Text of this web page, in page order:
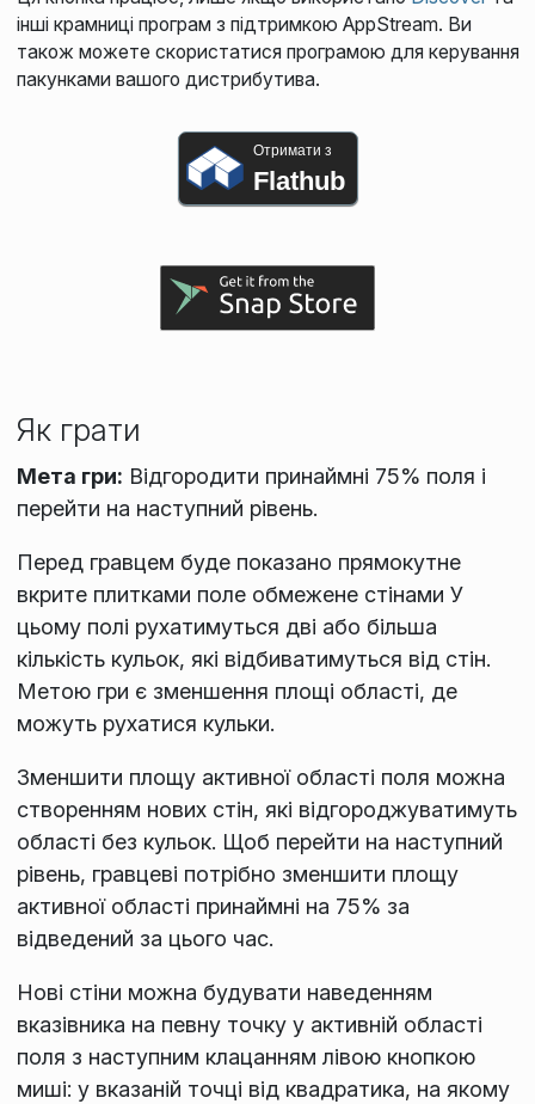
інші крамниці програм з підтримкою AppStream. Ви
також можете скористатися програмою для керування
пакунками вашого дистрибутива.
Отримати з
Flathub
Як грати
Мета гри: Відгородити принаймні 75% поля і
перейти на наступний рівень.
Перед гравцем буде показано прямокутне
вкрите плитками поле обмежене стінами У
цьому полі рухатимуться дві або більша
кількість кульок, які відбиватимуться від стін.
Метою гри є зменшення площі області, де
можуть рухатися кульки.
Зменшити площу активної області поля можна
створенням нових стін, які відгороджуватимуть
області без кульок. Щоб перейти на наступний
рівень, гравцеві потрібно зменшити площу
активної області принаймні на 75% за
відведений за цього час.
Нові стіни можна будувати наведенням
вказівника на певну точку у активній області
поля з наступним клацанням лівою кнопкою
миші: у вказаній точці від квадратика, на якому